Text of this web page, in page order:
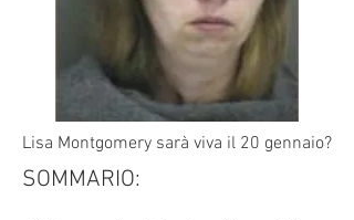
Lisa Montgomery sarà viva il 20 gennaio?
SOMMARIO: